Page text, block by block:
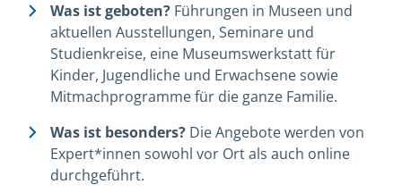
Was ist geboten? Führungen in Museen und
aktuellen Ausstellungen, Seminare und
Studienkreise, eine Museumswerkstatt für
Kinder, Jugendliche und Erwachsene sowie
Mitmachprogramme für die ganze Familie.
Was ist besonders? Die Angebote werden von
Expert*innen sowohl vor Ort als auch online
durchgeführt.